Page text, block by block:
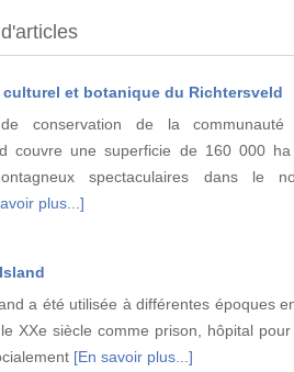
culturel et botanique du Richtersveld
conservation de la communauté
couvre une superficie de 160 000
spectaculaires dans le
plus...]
a été utilisée à différentes époques
XXe siècle comme prison, hôpital
[En savoir plus...]